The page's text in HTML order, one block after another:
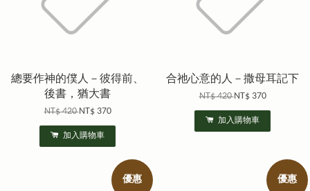
總要作神的僕人－彼得前、
後書，猶大書
NT$ 420NT$ 370
加入購物車
合祂心意的人－撒母耳記下
NT$ 420NT$ 370
加入購物車
優惠 優惠